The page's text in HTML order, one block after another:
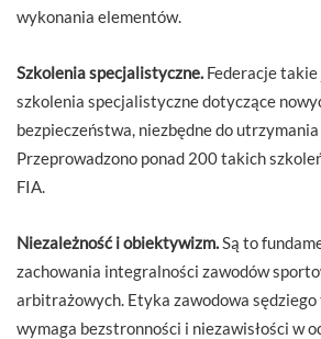
wykonania elementów.
Szkolenia specjalistyczne. Federacje
szkolenia specjalistyczne dotyczące
bezpieczeństwa, niezbędne do
Przeprowadzono ponad 200 takich
FIA.
Niezależność i obiektywizm.Są to
zachowania integralności zawodów
arbitrażowych. Etyka zawodowa
wymaga bezstronności i niezawisłości w